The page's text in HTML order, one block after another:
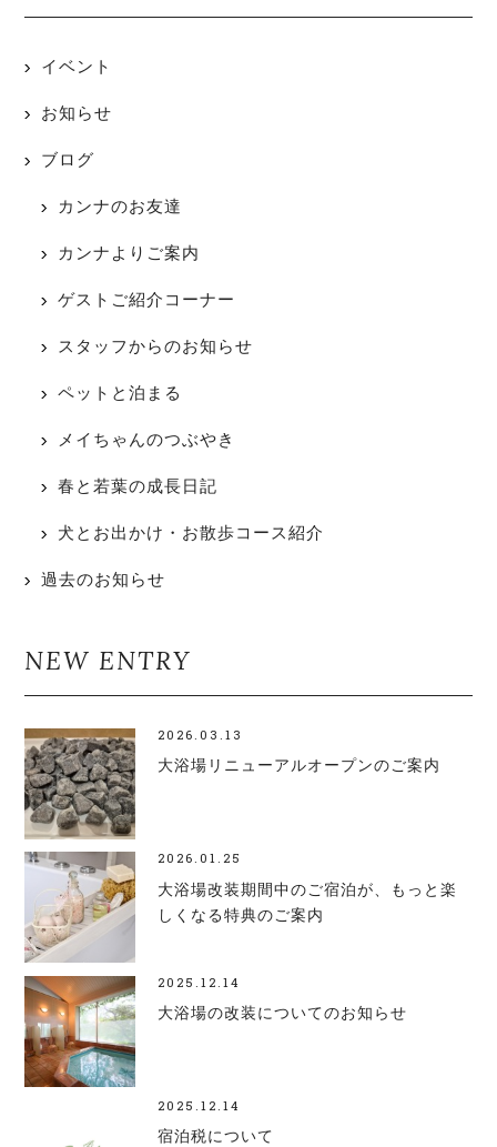
イベント
お知らせ
ブログ
カンナのお友達
カンナよりご案内
ゲストご紹介コーナー
スタッフからのお知らせ
ペットと泊まる
メイちゃんのつぶやき
春と若葉の成長日記
犬とお出かけ・お散歩コース紹介
過去のお知らせ
NEW ENTRY
2026.03.13
大浴場リニューアルオープンのご案内
2026.01.25
大浴場改装期間中のご宿泊が、もっと楽
しくなる特典のご案内
2025.12.14
大浴場の改装についてのお知らせ
2025.12.14
宿泊税について